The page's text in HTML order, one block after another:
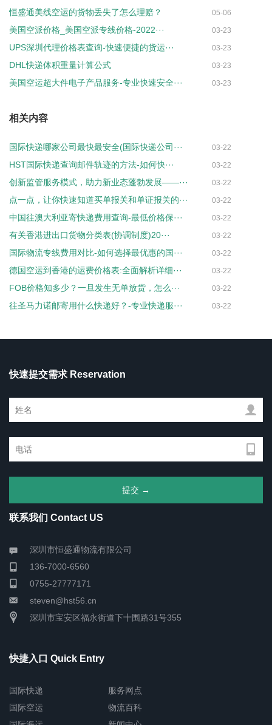
恒盛通美线空运的货物丢失了怎么理赔？ 05-06
美国空派价格_美国空派专线价格-2022··· 03-23
UPS深圳代理价格表查询-快速便捷的货运··· 03-23
DHL快递体积重量计算公式 03-23
美国空运超大件电子产品服务-专业快速安全··· 03-23
相关内容
国际快递哪家公司最快最安全(国际快递公司··· 03-22
HST国际快递查询邮件轨迹的方法-如何快··· 03-22
创新监管服务模式，助力新业态蓬勃发展——··· 03-22
点一点，让你快速知道买单报关和单证报关的··· 03-22
中国往澳大利亚寄快递费用查询-最低价格保··· 03-22
有关香港进出口货物分类表(协调制度)20··· 03-22
国际物流专线费用对比-如何选择最优惠的国··· 03-22
德国空运到香港的运费价格表:全面解析详细··· 03-22
FOB价格知多少？一旦发生无单放货，怎么··· 03-22
往圣马力诺邮寄用什么快递好？-专业快递服··· 03-22
快速提交需求 Reservation
联系我们 Contact US
深圳市恒盛通物流有限公司
136-7000-6560
0755-27777171
steven@hst56.cn
深圳市宝安区福永街道下十围路31号355
快捷入口 Quick Entry
国际快递
国际空运
服务网点
物流百科